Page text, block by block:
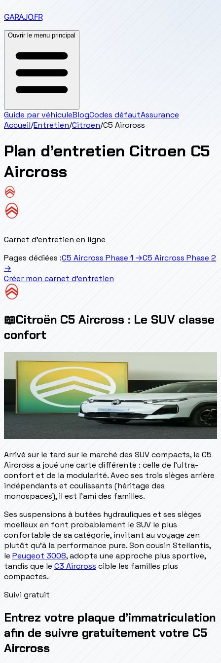
GARAJO.FR
Ouvrir le menu principal
Guide par véhiculeBlogCodes défautAssurance
Accueil/Entretien/Citroen/C5 Aircross
Plan d’entretien Citroen C5
Aircross
Carnet d'entretien en ligne
Pages dédiées :C5 Aircross Phase 1 →C5 Aircross Phase 2
→
Créer mon carnet d'entretien
📖Citroën C5 Aircross : Le SUV classe
confort
Arrivé sur le tard sur le marché des SUV compacts, le C5
Aircross a joué une carte différente : celle de l'ultra-
confort et de la modularité. Avec ses trois sièges arrière
indépendants et coulissants (héritage des
monospaces), il est l'ami des familles.
Ses suspensions à butées hydrauliques et ses sièges
moelleux en font probablement le SUV le plus
confortable de sa catégorie, invitant au voyage zen
plutôt qu'à la performance pure. Son cousin Stellantis,
le Peugeot 3008, adopte une approche plus sportive,
tandis que le C3 Aircross cible les familles plus
compactes.
Suivi gratuit
Entrez votre plaque d’immatriculation
afin de suivre gratuitement votre C5
Aircross